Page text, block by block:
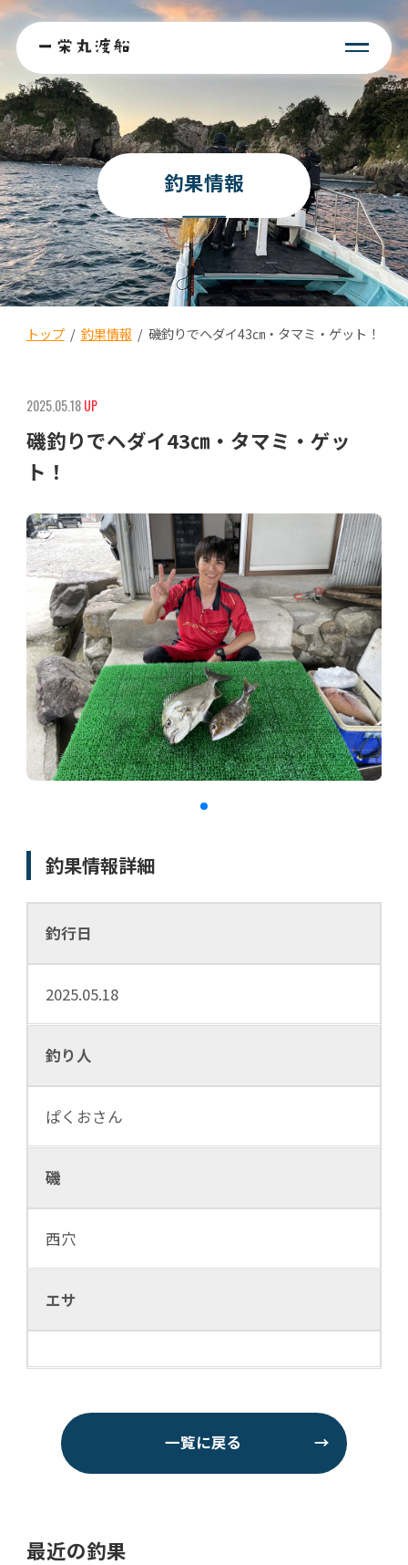
釣果情報
トップ/ 釣果情報 / 磯釣りでヘダイ43㎝・タマミ・ゲット！
2025.05.18UP
磯釣りでヘダイ43㎝・タマミ・ゲッ
ト！
釣果情報詳細
釣行日
2025.05.18
釣り人
ぱくおさん
磯
西穴
エサ
一覧に戻る →
最近の釣果